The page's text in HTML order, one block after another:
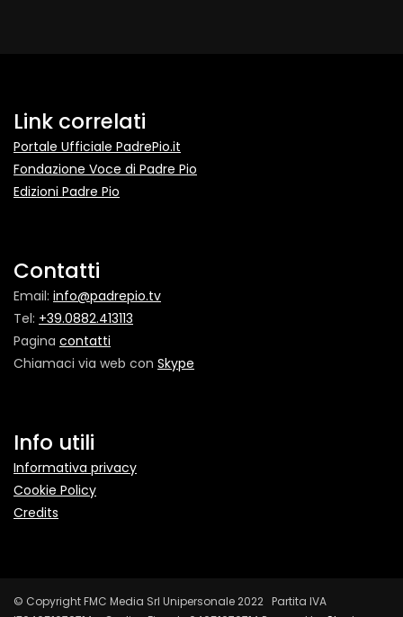
Link correlati
Portale Ufficiale PadrePio.it
Fondazione Voce di Padre Pio
Edizioni Padre Pio
Contatti
Email: info@padrepio.tv
Tel: +39.0882.413113
Pagina contatti
Chiamaci via web con Skype
Info utili
Informativa privacy
Cookie Policy
Credits
© Copyright FMC Media Srl Unipersonale 2022 Partita IVA